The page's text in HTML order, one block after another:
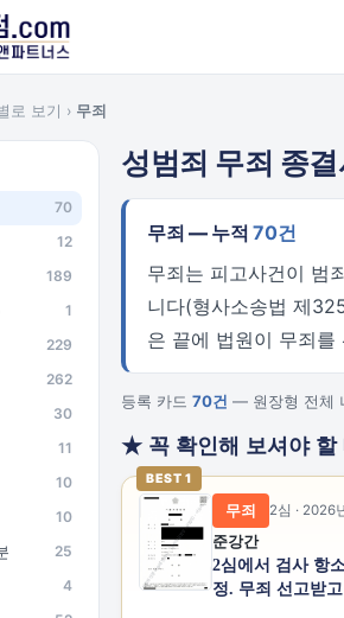
로 보기 › 무죄
70
12
189
1
229
262
30
11
10
10
25
4
성범죄 무죄 종
무죄 — 누적 70건
무죄는 피고사건이 범
니다(형사소송법 제
은 끝에 법원이 무죄
등록 카드 70건 — 원장형 전체
★ 꼭 확인해 보셔야 할
BEST 1
무죄 2심 · 2026
준강간
2심에서 검사 항
정. 무죄 선고받